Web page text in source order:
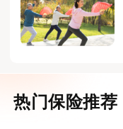
热门保险推荐